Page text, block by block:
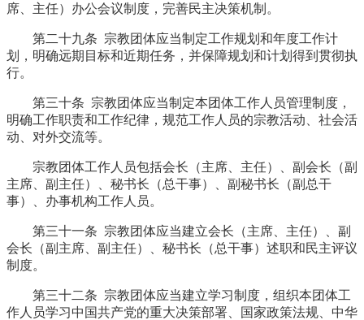
席、主任）办公会议制度，完善民主决策机制。
第二十九条 宗教团体应当制定工作规划和年度工作计
划，明确远期目标和近期任务，并保障规划和计划得到贯彻执
行。
第三十条 宗教团体应当制定本团体工作人员管理制度，
明确工作职责和工作纪律，规范工作人员的宗教活动、社会活
动、对外交流等。
宗教团体工作人员包括会长（主席、主任）、副会长（副
主席、副主任）、秘书长（总干事）、副秘书长（副总干
事）、办事机构工作人员。
第三十一条 宗教团体应当建立会长（主席、主任）、副
会长（副主席、副主任）、秘书长（总干事）述职和民主评议
制度。
第三十二条 宗教团体应当建立学习制度，组织本团体工
作人员学习中国共产党的重大决策部署、国家政策法规、中华